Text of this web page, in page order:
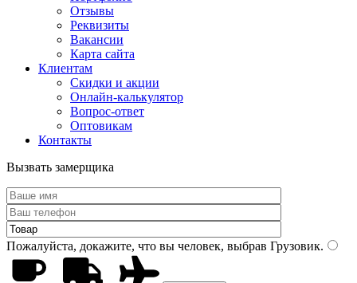
Отзывы
Реквизиты
Вакансии
Карта сайта
Клиентам
Скидки и акции
Онлайн-калькулятор
Вопрос-ответ
Оптовикам
Контакты
Вызвать замерщика
Пожалуйста, докажите, что вы человек, выбрав Грузовик.